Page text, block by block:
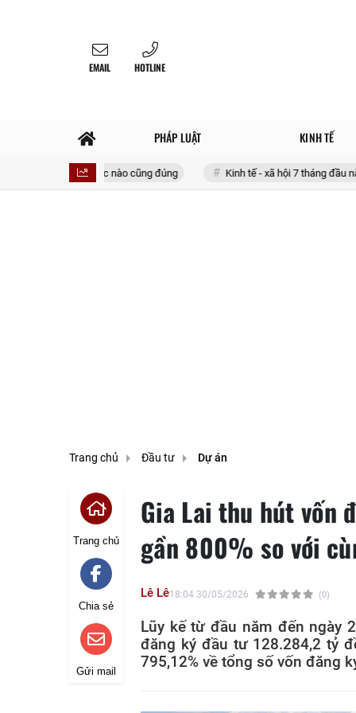
EMAIL HOTLINE
PHÁP LUẬT KINH TẾ
phải lúc nào cũng đúng Kinh tế - xã hội 7 tháng đầu năm 2026: Thu
Trang chủ Đầu tư Dự án
Trang chủ
Chia sẻ
Gửi mail
Gia Lai thu hút vốn
gần 800% so với
Lê Lê18:04 30/05/2026 (0)
Lũy kế từ đầu năm đến ngày
đăng ký đầu tư 128.284,2 tỷ
795,12% về tổng số vốn đăng